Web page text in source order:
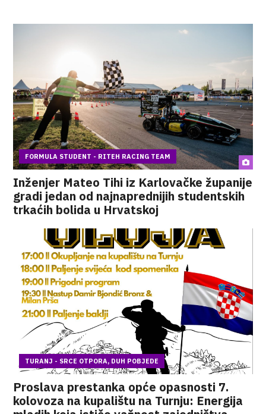
FORMULA STUDENT - RITEH RACING TEAM
Inženjer Mateo Tihi iz Karlovačke županije
gradi jedan od najnaprednijih studentskih
trkaćih bolida u Hrvatskoj
TURANJ - SRCE OTPORA, DUH POBJEDE
Proslava prestanka opće opasnosti 7.
kolovoza na kupalištu na Turnju: Energija